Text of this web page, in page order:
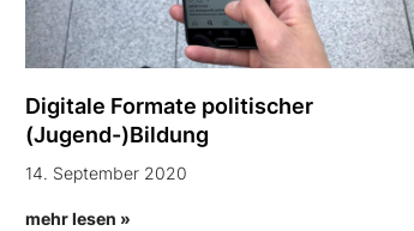
Digitale Formate politischer
(Jugend-)Bildung
14. September 2020
mehr lesen »